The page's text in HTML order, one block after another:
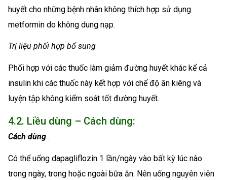
huyết cho những bệnh nhân không thích hợp sử dụng
metformin do không dung nạp.
Trị liệu phối hợp bổ sung
Phối hợp với các thuốc làm giảm đường huyết khác kể cả
insulin khi các thuốc này kết hợp với chế độ ăn kiêng và
luyện tập không kiểm soát tốt đường huyết.
4.2. Liều dùng – Cách dùng:
Cách dùng :
Có thể uống dapagliflozin 1 lần/ngày vào bất kỳ lúc nào
trong ngày, trong hoặc ngoài bữa ăn. Nên uống nguyên viên